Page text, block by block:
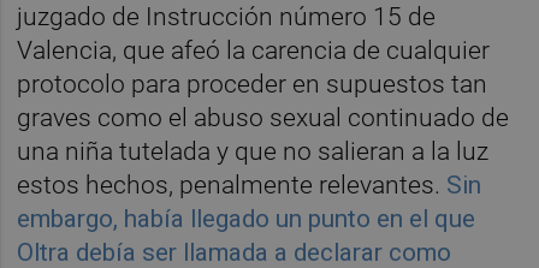
juzgado de Instrucción número 15 de
Valencia, que afeó la carencia de cualquier
protocolo para proceder en supuestos tan
graves como el abuso sexual continuado de
una niña tutelada y que no salieran a la luz
estos hechos, penalmente relevantes. Sin
embargo, había llegado un punto en el que
Oltra debía ser llamada a declarar como